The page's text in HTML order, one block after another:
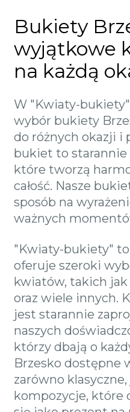
Bukiety
wyjątkowe
na każdą
W "Kwiaty-
wybór bukiety
do różnych okazji i
bukiet to starannie
które tworzą
całość. Nasze
sposób na
ważnych
"Kwiaty-bukiety"
oferuje szeroki
kwiatów, takich jak
oraz wiele innych.
jest starannie
naszych
którzy dbają o
Brzesko dostępne
zarówno
kompozycje, które